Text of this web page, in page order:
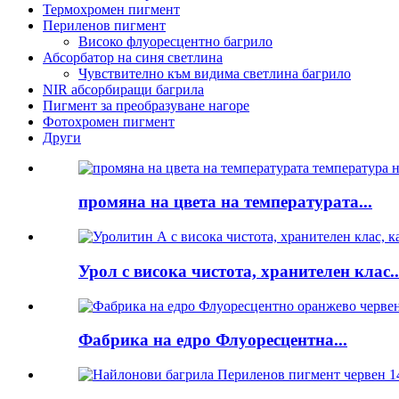
Термохромен пигмент
Периленов пигмент
Високо флуоресцентно багрило
Абсорбатор на синя светлина
Чувствително към видима светлина багрило
NIR абсорбиращи багрила
Пигмент за преобразуване нагоре
Фотохромен пигмент
Други
промяна на цвета на температурата...
Урол с висока чистота, хранителен
Фабрика на едро Флуоресцентна...